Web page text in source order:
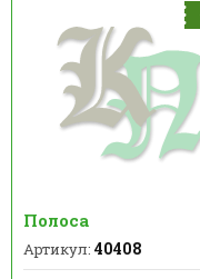
Полоса
Артикул: 40408